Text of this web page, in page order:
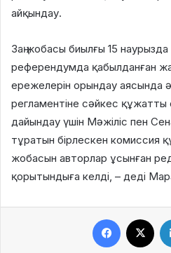
айқындау.
Заң жобасы биылғы 15
референдумда қабылданған
ережелерін орындау аясында
регламентіне сәйкес құжатты
дайындау үшін Мәжіліс пен
тұратын бірлескен комиссия
жобасын авторлар ұсынған
қорытындыға келді, – деді